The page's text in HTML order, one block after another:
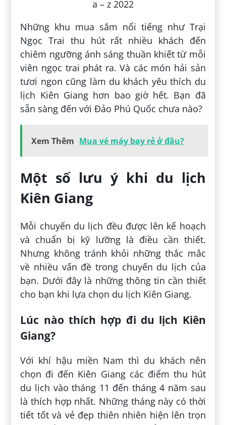
Những khu mua sắm nổi tiếng như Trại
Ngọc Trai thu hút rất nhiều khách đến
chiêm ngưỡng ánh sáng thuần khiết từ mỗi
viên ngọc trai phát ra. Và các món hải sản
tươi ngon cũng làm du khách yêu thích du
lịch Kiên Giang hơn bao giờ hết. Bạn đã
sẵn sàng đến với Đảo Phú Quốc chưa nào?
Xem Thêm Mua vé máy bay rẻ ở đâu?
Một số lưu ý khi du lịch
Kiên Giang
Mỗi chuyến du lịch đều được lên kế hoạch
và chuẩn bị kỹ lưỡng là điều cần thiết.
Nhưng không tránh khỏi những thắc mắc
về nhiều vấn đề trong chuyến du lịch của
bạn. Dưới đây là những thông tin cần thiết
cho bạn khi lựa chọn du lịch Kiên Giang.
Lúc nào thích hợp đi du lịch Kiên
Giang?
Với khí hậu miền Nam thì du khách nên
chọn đi đến Kiên Giang các điểm thu hút
du lịch vào tháng 11 đến tháng 4 năm sau
là thích hợp nhất. Những tháng này có thời
tiết tốt và vẻ đẹp thiên nhiên hiện lên trọn